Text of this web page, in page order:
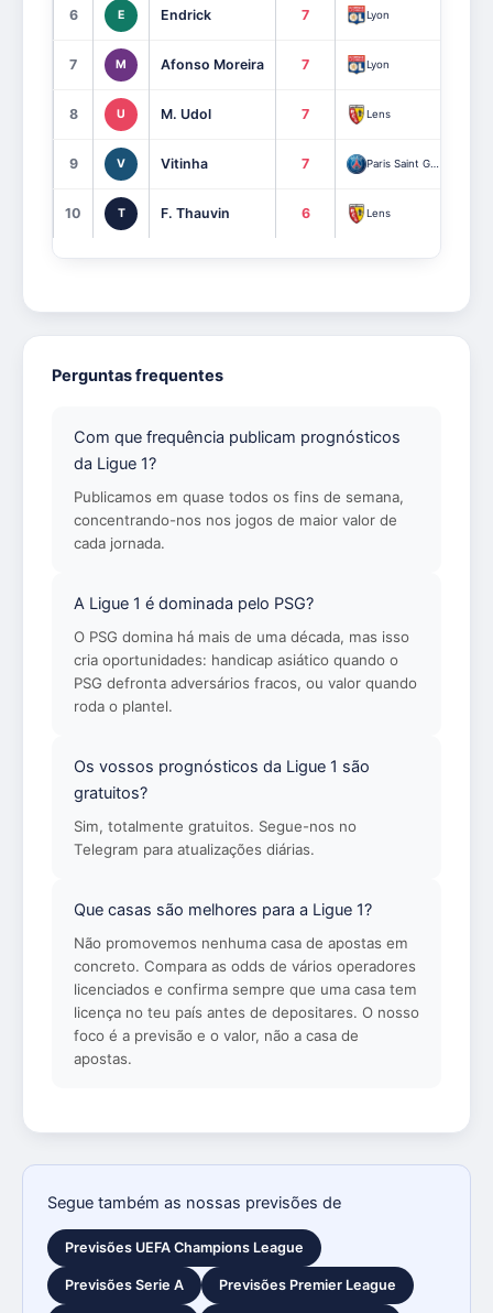
6 E Endrick 7 Lyon
7 M Afonso Moreira 7 Lyon
8 U M. Udol 7 Lens
9 V Vitinha 7 Paris Saint Germain
10 T F. Thauvin 6 Lens
Perguntas frequentes
Com que frequência publicam prognósticos
da Ligue 1?
Publicamos em quase todos os fins de semana,
concentrando-nos nos jogos de maior valor de
cada jornada.
A Ligue 1 é dominada pelo PSG?
O PSG domina há mais de uma década, mas isso
cria oportunidades: handicap asiático quando o
PSG defronta adversários fracos, ou valor quando
roda o plantel.
Os vossos prognósticos da Ligue 1 são
gratuitos?
Sim, totalmente gratuitos. Segue-nos no
Telegram para atualizações diárias.
Que casas são melhores para a Ligue 1?
Não promovemos nenhuma casa de apostas em
concreto. Compara as odds de vários operadores
licenciados e confirma sempre que uma casa tem
licença no teu país antes de depositares. O nosso
foco é a previsão e o valor, não a casa de
apostas.
Segue também as nossas previsões de
Previsões UEFA Champions League
Previsões Serie A Previsões Premier League